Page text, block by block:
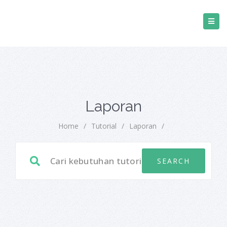
Laporan
Home / Tutorial / Laporan /